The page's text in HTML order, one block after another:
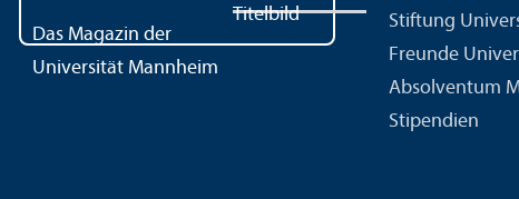
Das Magazin der
Universität Mannheim
Stiftung
Freunde
Absolventum
Stipendien